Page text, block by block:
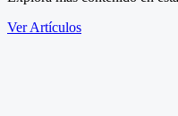
Ver Artículos